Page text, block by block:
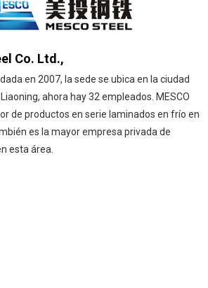
Co. Ltd.,
en 2007, la sede se ubica en la ciudad
ahora hay 32 empleados. MESCO
de productos en serie laminados en frío en
es la mayor empresa privada de
esta área.